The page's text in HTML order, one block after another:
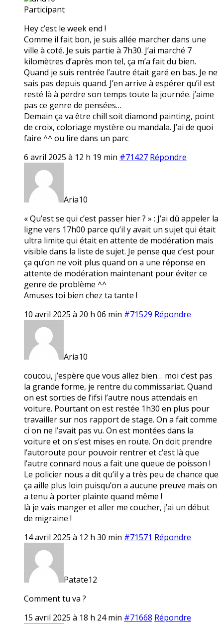
Participant
Hey c’est le week end !
Comme il fait bon, je suis allée marcher dans une
ville à coté. Je suis partie à 7h30. J’ai marché 7
kilomètres d’après mon tel, ça m’a fait du bien.
Quand je suis rentrée l’autre était garé en bas. Je ne
sais pas depuis quand. J’en arrive à espérer qu’il est
resté là à perdre son temps toute la journée. j’aime
pas ce genre de pensées…
Demain ça va être chill soit diamond painting, point
de croix, coloriage mystère ou mandala. J’ai de quoi
faire ^^ ou lire dans un parc
6 avril 2025 à 12 h 19 min #71427 Répondre
Aria10
« Qu’est se qui c’est passer hier ? » : J’ai dû appeler la
ligne vers 17h00 parce qu’il y avait un sujet qui était
ultra limite qui était en attente de modération mais
visible dans la liste de sujet. Je pense que c’est pour
ça qu’on ne voit plus quand on a une réponse en
attente de modération maintenant pour éviter ce
genre de problème ^^
Amuses toi bien chez ta tante !
10 avril 2025 à 20 h 06 min #71529 Répondre
Aria10
coucou, j’espère que vous allez bien… moi c’est pas
la grande forme, je rentre du commissariat. Quand
on est sorties de l’ifsi l’autre nous attendais en
voiture. Pourtant on est restée 1h30 en plus pour
travailler sur nos rapport de stage. On a fait comme
ci on ne l’avait pas vu. On est montées dans la
voiture et on s’est mises en route. On doit prendre
l’autoroute pour pouvoir rentrer et c’est là que
l’autre connard nous a fait une queue de poisson !
Le policier nous a dit qu’il y a très peu de chance que
ça aille plus loin puisqu’on a aucune preuve mais on
a tenu à porter plainte quand même !
là je vais manger et aller me coucher, j’ai un début
de migraine !
14 avril 2025 à 12 h 30 min #71571 Répondre
Patate12
Comment tu va ?
15 avril 2025 à 18 h 24 min #71668 Répondre